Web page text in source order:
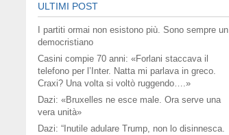
ULTIMI POST
I partiti ormai non esistono più. Sono sempre un
democristiano
Casini compie 70 anni: «Forlani staccava il
telefono per l’Inter. Natta mi parlava in greco.
Craxi? Una volta si voltò ruggendo….»
Dazi: «Bruxelles ne esce male. Ora serve una
vera unità»
Dazi: “Inutile adulare Trump, non lo disinnesca.